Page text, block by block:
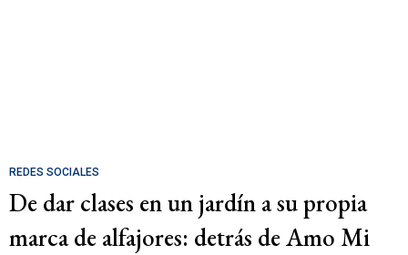
REDES SOCIALES
De dar clases en un jardín a su propia
marca de alfajores: detrás de Amo Mi